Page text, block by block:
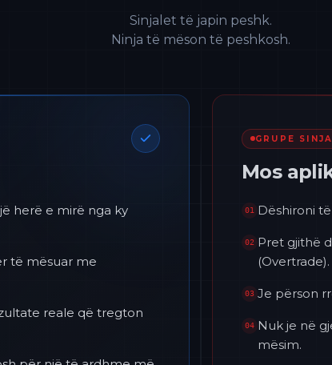
Sinjalet të japin peshk.
Ninja të mëson të peshkosh.
GRUPE
Mos
01 Dëshironi
02 Pret gjithë
(Overtrade).
03 Je përson
04 Nuk je në
mësim.
herë e mirë nga ky
të mësuar me
reale që tregton